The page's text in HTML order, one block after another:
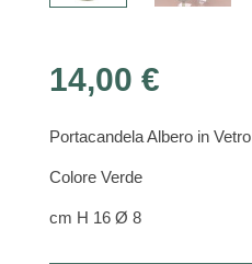
14,00 €
Portacandela Albero in Vetro
Colore Verde
cm H 16 Ø 8